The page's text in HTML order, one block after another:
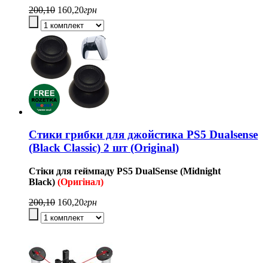
200,10 160,20грн
Стики грибки для джойстика PS5 Dualsense
(Black Classic) 2 шт (Original)
Стіки для геймпаду PS5 DualSense (Midnight
Black) (Оригінал)
200,10 160,20грн